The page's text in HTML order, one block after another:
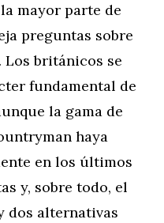
mayor parte de
preguntas sobre
Los británicos se
fundamental de
la gama de
haya
en los últimos
y, sobre todo, el
dos alternativas